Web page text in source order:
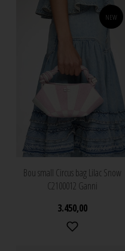
NEW
Bou small Circus bag Lilac Snow
C2100012 Ganni
3.450,00